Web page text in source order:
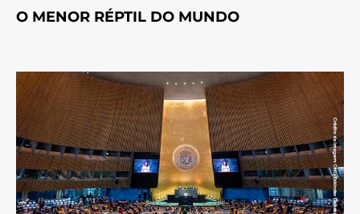
O MENOR RÉPTIL DO MUNDO